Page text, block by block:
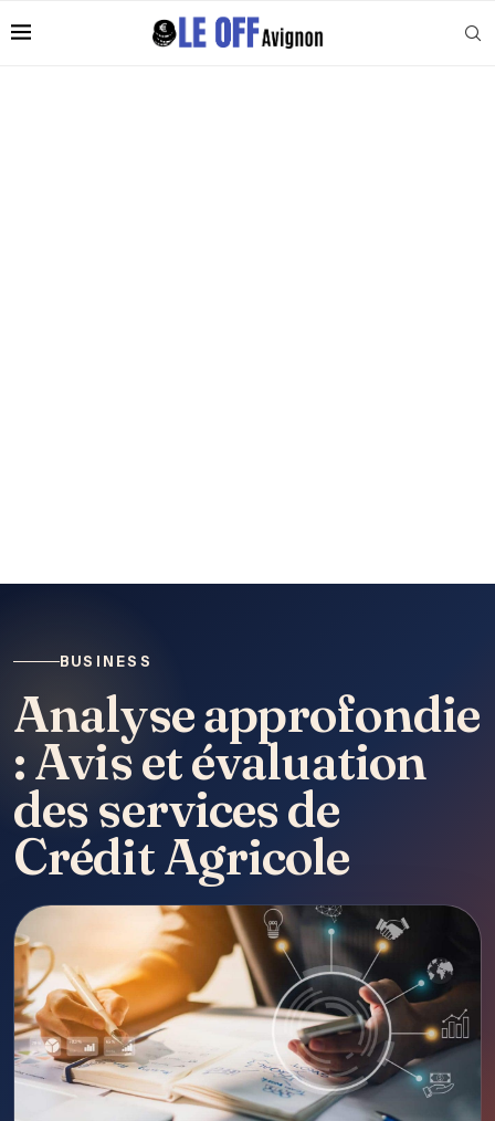
BUSINESS
Analyse approfondie
: Avis et évaluation
des services de
Crédit Agricole